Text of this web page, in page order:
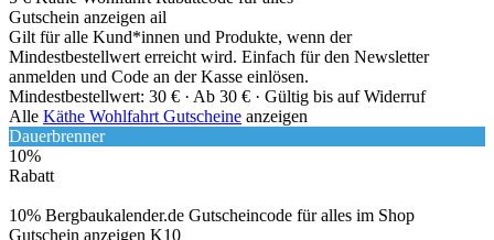
Gutschein anzeigen ail
Gilt für alle Kund*innen und Produkte, wenn der
Mindestbestellwert erreicht wird. Einfach für den Newsletter
anmelden und Code an der Kasse einlösen.
Mindestbestellwert: 30 € · Ab 30 € · Gültig bis auf Widerruf
Alle Käthe Wohlfahrt Gutscheine anzeigen
Dauerbrenner
10%
Rabatt
10% Bergbaukalender.de Gutscheincode für alles im Shop
Gutschein anzeigen K10